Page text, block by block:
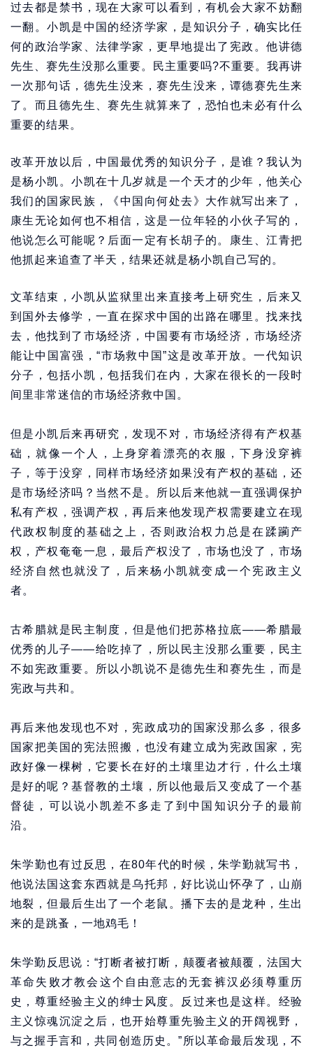
过去都是禁书，现在大家可以看到，有机会大家不妨翻
一翻。小凯是中国的经济学家，是知识分子，确实比任
何的政治学家、法律学家，更早地提出了宪政。他讲德
先生、赛先生没那么重要。民主重要吗?不重要。我再讲
一次那句话，德先生没来，赛先生没来，谭德赛先生来
了。而且德先生、赛先生就算来了，恐怕也未必有什么
重要的结果。
改革开放以后，中国最优秀的知识分子，是谁？我认为
是杨小凯。小凯在十几岁就是一个天才的少年，他关心
我们的国家民族，《中国向何处去》大作就写出来了，
康生无论如何也不相信，这是一位年轻的小伙子写的，
他说怎么可能呢？后面一定有长胡子的。康生、江青把
他抓起来追查了半天，结果还就是杨小凯自己写的。
文革结束，小凯从监狱里出来直接考上研究生，后来又
到国外去修学，一直在探求中国的出路在哪里。找来找
去，他找到了市场经济，中国要有市场经济，市场经济
能让中国富强，“市场救中国”这是改革开放。一代知识
分子，包括小凯，包括我们在内，大家在很长的一段时
间里非常迷信的市场经济救中国。
但是小凯后来再研究，发现不对，市场经济得有产权基
础，就像一个人，上身穿着漂亮的衣服，下身没穿裤
子，等于没穿，同样市场经济如果没有产权的基础，还
是市场经济吗？当然不是。所以后来他就一直强调保护
私有产权，强调产权，再后来他发现产权需要建立在现
代政权制度的基础之上，否则政治权力总是在蹂躏产
权，产权奄奄一息，最后产权没了，市场也没了，市场
经济自然也就没了，后来杨小凯就变成一个宪政主义
者。
古希腊就是民主制度，但是他们把苏格拉底——希腊最
优秀的儿子——给吃掉了，所以民主没那么重要，民主
不如宪政重要。所以小凯说不是德先生和赛先生，而是
宪政与共和。
再后来他发现也不对，宪政成功的国家没那么多，很多
国家把美国的宪法照搬，也没有建立成为宪政国家，宪
政好像一棵树，它要长在好的土壤里边才行，什么土壤
是好的呢？基督教的土壤，所以他最后又变成了一个基
督徒，可以说小凯差不多走了到中国知识分子的最前
沿。
朱学勤也有过反思，在80年代的时候，朱学勤就写书，
他说法国这套东西就是乌托邦，好比说山怀孕了，山崩
地裂，但最后生出了一个老鼠。播下去的是龙种，生出
来的是跳蚤，一地鸡毛！
朱学勤反思说：“打断者被打断，颠覆者被颠覆，法国大
革命失败才教会这个自由意志的无套裤汉必须尊重历
史，尊重经验主义的绅士风度。反过来也是这样。经验
主义惊魂沉淀之后，也开始尊重先验主义的开阔视野，
与之握手言和，共同创造历史。”所以革命最后发现，不